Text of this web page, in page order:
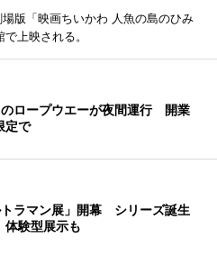
版「映画ちいかわ 人魚の島のひみ
上映される。
ロープウエーが夜間運行 開業
定で
ラマン展」開幕 シリーズ誕生
験型展示も